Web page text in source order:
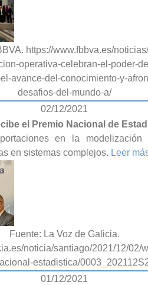
https://www.fbbva.es/
operativa-celebran-el-poder-
avance-del-conocimiento-y-
desafios-del-mundo-a/
02/12/2021
el Premio Nacional de
en la modelización
en sistemas complejos. Leer
Fuente: La Voz de Galicia.
noticia/santiago/2021/12/02/
estadistica/
01/12/2021